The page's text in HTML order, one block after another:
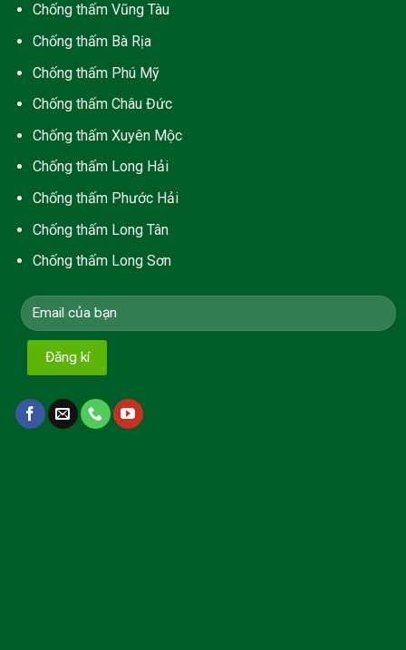
Chống thấm Vũng Tàu
Chống thấm Bà Rịa
Chống thấm Phú Mỹ
Chống thấm Châu Đức
Chống thấm Xuyên Mộc
Chống thấm Long Hải
Chống thấm Phước Hải
Chống thấm Long Tân
Chống thấm Long Sơn